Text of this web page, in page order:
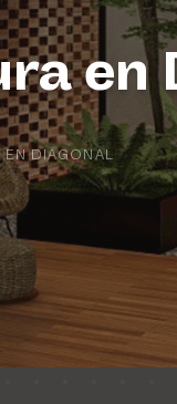
en
EN DIAGONAL